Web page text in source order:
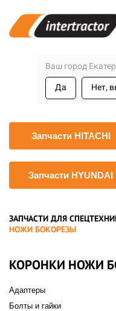
Ваш город
Да Нет,
Запчасти HITACHI
Запчасти HYUNDAI
ЗАПЧАСТИ ДЛЯ
НОЖИ БОКОРЕЗЫ
КОРОНКИ НОЖИ
Адаптеры
Болты и гайки